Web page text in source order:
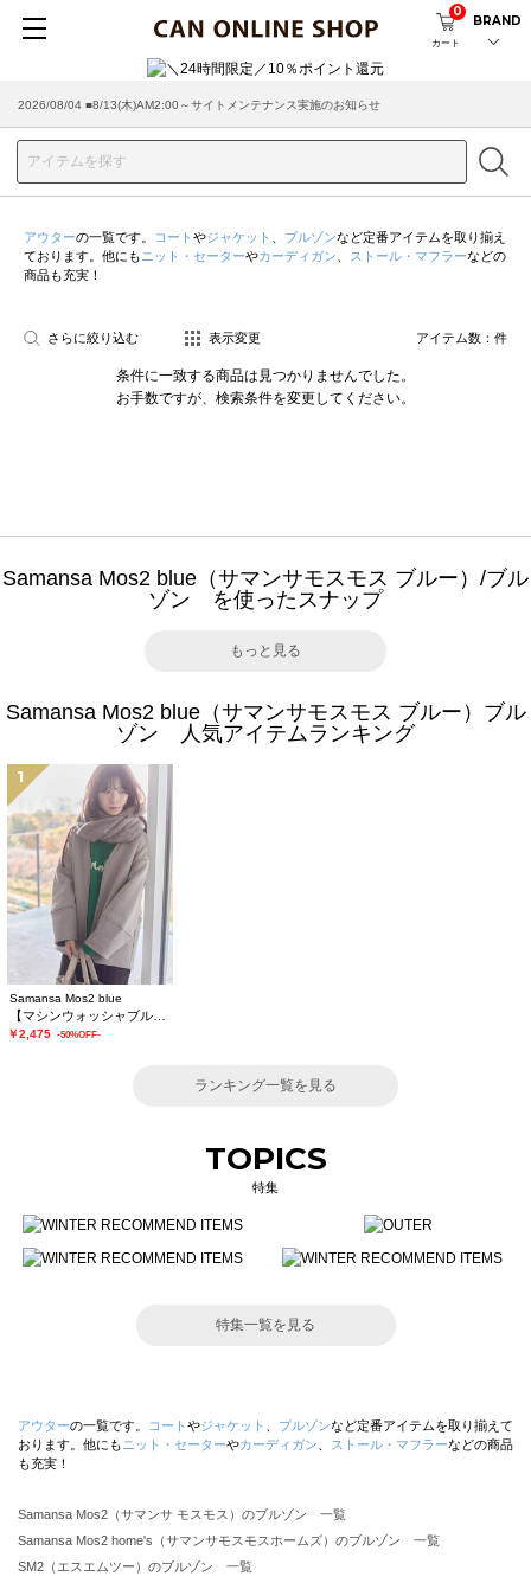
カート
0
BRAND
2026/08/04 ■8/13(木)AM2:00～サイトメンテナンス実施のお知らせ
アウターの一覧です。 コート やジャケット ブルゾンなど定番アイテムを取り揃え
ております。他にも ニット・セーターやカーディガン ストール・マフラーなどの
商品も充実！
さらに絞り込む 表示変更 アイテム数： 件
条件に一致する商品は見つかりませんでした。
お手数ですが、検索条件を変更してください。
Samansa Mos2 blue（サマンサモスモス ブルー）/ブル
ゾン を使ったスナップ
もっと見る
Samansa Mos2 blue（サマンサモスモス ブルー）ブル
ゾン 人気アイテムランキング
1
Samansa Mos2 blue
￥2,475 -50%OFF-
ランキング一覧を見る
TOPICS
特集
特集一覧を見る
アウターの一覧です。 コート やジャケット ブルゾンなど定番アイテムを取り揃えて
おります。他にも ニット・セーターやカーディガン ストール・マフラーなどの商品
も充実！
Samansa Mos2（サマンサ モスモス）のブルゾン 一覧
Samansa Mos2 home's（サマンサモスモスホームズ）のブルゾン 一覧
SM2（エスエムツー）のブルゾン 一覧